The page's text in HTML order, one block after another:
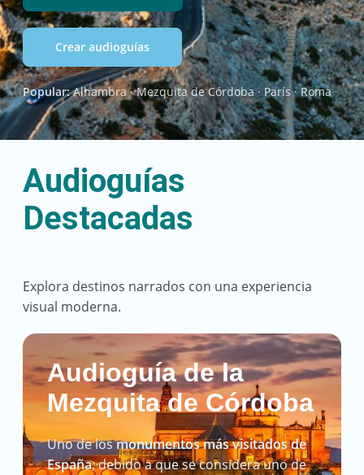
Crear audioguías
Popular:Alhambra · Mezquita de Córdoba · París · Roma
Audioguías
Destacadas
Explora destinos narrados con una experiencia
visual moderna.
Audioguía de la
Mezquita de Córdoba
Uno de losmonumentos más visitados de
España, debido a que se considera uno de